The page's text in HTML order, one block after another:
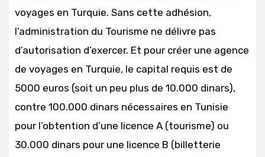
voyages en Turquie. Sans cette adhésion,
l’administration du Tourisme ne délivre pas
d’autorisation d’exercer. Et pour créer une agence
de voyages en Turquie, le capital requis est de
5000 euros (soit un peu plus de 10.000 dinars),
contre 100.000 dinars nécessaires en Tunisie
pour l’obtention d’une licence A (tourisme) ou
30.000 dinars pour une licence B (billetterie